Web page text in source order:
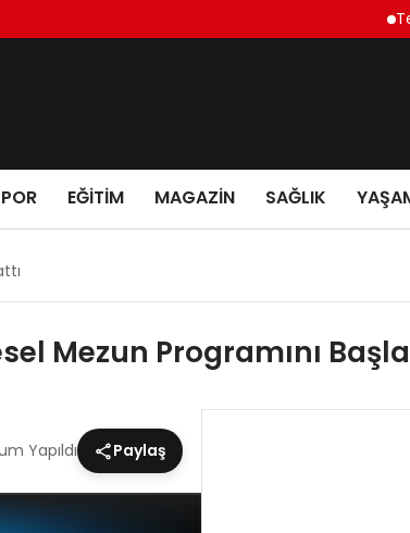
EĞİTİM MAGAZİN SAĞLIK
Mezun Programını
Yapıldı Paylaş